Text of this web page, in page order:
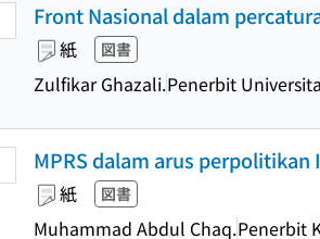
Front Nasional dalam
紙 図書
Zulfikar Ghazali.Penerbit
MPRS dalam arus perpolitikan
紙 図書
Muhammad Abdul Chaq.Penerbit